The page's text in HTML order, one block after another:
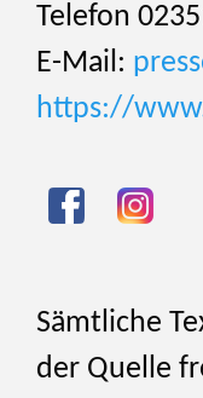
Telefon
E-Mail:
https://
Sämtliche
der Quelle